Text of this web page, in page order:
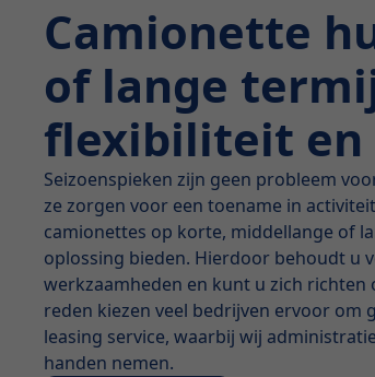
Camionette
of lange
flexibiliteit en
Seizoenspieken zijn geen probleem
ze zorgen voor een toename in
camionettes op korte, middellange of
oplossing bieden. Hierdoor behoudt u
werkzaamheden en kunt u zich richten
reden kiezen veel bedrijven ervoor om
leasing service, waarbij wij
handen nemen.